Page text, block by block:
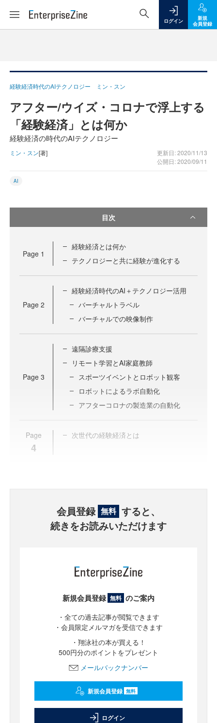
ログイン
新規
会員登録
経験経済時代のAIテクノロジー ミン・スン
アフター/ウイズ・コロナで浮上する
「経験経済」とは何か
経験経済の時代のAIテクノロジー
ミン・スン[著]
更新日: 2020/11/13
公開日: 2020/09/11
AI
目次
Page 1
経験経済とは何か
テクノロジーと共に経験が進化する
Page 2
経験経済時代のAI＋テクノロジー活用
バーチャルトラベル
バーチャルでの映像制作
Page 3
遠隔診療支援
リモート学習とAI家庭教師
スポーツイベントとロボット観客
ロボットによるラボ自動化
アフターコロナの製造業の自動化
Page
4
次世代の経験経済とは
会員登録 無料 すると、
続きをお読みいただけます
新規会員登録 無料 のご案内
・全ての過去記事が閲覧できます
・会員限定メルマガを受信できます
・翔泳社の本が買える！
500円分のポイントをプレゼント
メールバックナンバー
新規会員登録 無料
ログイン